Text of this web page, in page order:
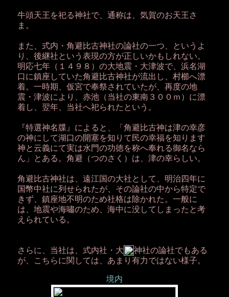
牛頭天王を祀る神社で、通称は、気賀のお天王さ
ま。
また、式内・角避比古神社の論社の一つ、というよ
り、後継社という表現の方が正しいかもしれない。
明応七年（１４９８）の大地震・大津波で、浜名湖
口に鎮座していた角避比古神社が流出し、村櫛へ漂
着。一時期、仮宮で奉祭されていたが、再度の地
震・津波により、赤池（当社の東南３００ｍ）に漂
着し、翌年、当社へ祀られたという。
『特選神名牒』によると、「角避比古神は津の幸彦
の神にして湖口の開塞を知りて民の幸福を知ります
神と云義にて実は水門の功徳を称へ奉れる御名なら
ん」とある。角避（つのさく）は、津の幸らしい。
角避比古神社は、遠江国の大社として、明治四年に
国幣中社に列せられたが、その論社の中から特定で
きず、鎮座地不明のため社格は除かれた。一般に
は、地震や海嘯のため、海中に没してしまったと考
えられている。
さらに、当社は、式内社・大
神社の論社でもある
が、こちらに関しては、あまり有力ではない様子。
境内